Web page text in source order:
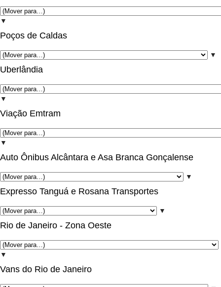
▼
Poços de Caldas
▼
Uberlândia
▼
Viação Emtram
▼
Auto Ônibus Alcântara e Asa Branca Gonçalense
▼
Expresso Tanguá e Rosana Transportes
▼
Rio de Janeiro - Zona Oeste
▼
Vans do Rio de Janeiro